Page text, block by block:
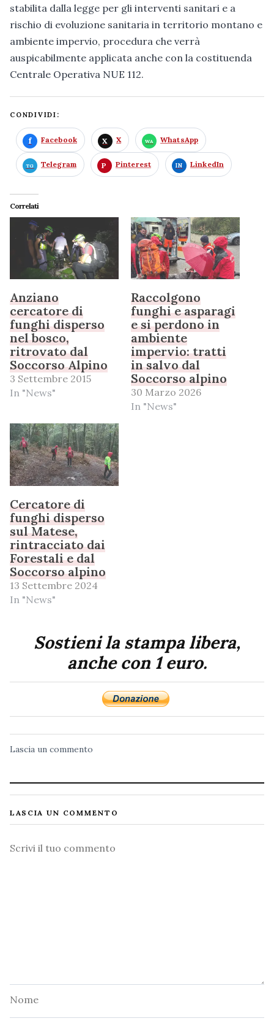
stabilita dalla legge per gli interventi sanitari e a
rischio di evoluzione sanitaria in territorio montano e
ambiente impervio, procedura che verrà
auspicabilmente applicata anche con la costituenda
Centrale Operativa NUE 112.
CONDIVIDI:
Facebook X WhatsApp
Telegram Pinterest LinkedIn
Correlati
Anziano
cercatore di
funghi disperso
nel bosco,
ritrovato dal
Soccorso Alpino
3 Settembre 2015
In "News"
Raccolgono
funghi e asparagi
e si perdono in
ambiente
impervio: tratti
in salvo dal
Soccorso alpino
30 Marzo 2026
In "News"
Cercatore di
funghi disperso
sul Matese,
rintracciato dai
Forestali e dal
Soccorso alpino
13 Settembre 2024
In "News"
Sostieni la stampa libera,
anche con 1 euro.
Lascia un commento
LASCIA UN COMMENTO
Commento